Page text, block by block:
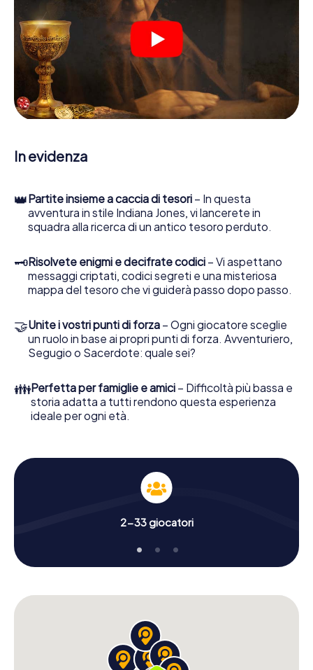
Una volta assegnati i ruoli, può iniziare la caccia al tesoro
del thriller poliziesco a Chambéry: puoi decifrare codici
crittografati, risolvere complicati compiti logici e cercare
indizi, indizi in vari luoghi della città. Il suo smartphone è il
suo strumento di indagine più importante: la nostra app
web sviluppata appositamente le consente di interrogare
le persone di contatto ed esaminare stringhe
enigmatiche, la aiuta a raccogliere oggetti e la guida in
sicurezza per Chambéry.
Nel corso della caccia al tesoro a Chambéry, lei e il suo
team vi immergerete sempre più in profondità
In evidenza
👑Partite insieme a caccia di tesori – In questa
avventura in stile Indiana Jones, vi lancerete in
squadra alla ricerca di un antico tesoro perduto.
🗝Risolvete enigmi e decifrate codici – Vi aspettano
messaggi criptati, codici segreti e una misteriosa
mappa del tesoro che vi guiderà passo dopo passo.
🤝Unite i vostri punti di forza – Ogni giocatore sceglie
un ruolo in base ai propri punti di forza. Avventuriero,
Segugio o Sacerdote: quale sei?
👪Perfetta per famiglie e amici – Difficoltà più bassa e
storia adatta a tutti rendono questa esperienza
ideale per ogni età.
2-33 giocatori